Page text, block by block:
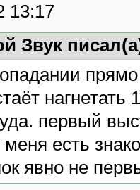
13:17
Звук
прямо
первый
меня есть
явно не